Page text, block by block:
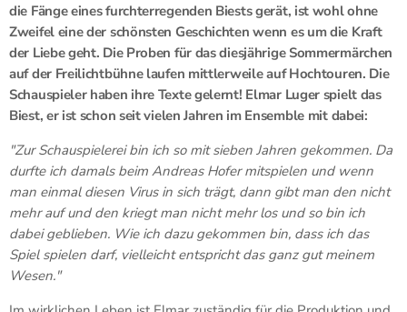
die Fänge eines furchterregenden Biests gerät, ist wohl ohne
Zweifel eine der schönsten Geschichten wenn es um die Kraft
der Liebe geht. Die Proben für das diesjährige Sommermärchen
auf der Freilichtbühne laufen mittlerweile auf Hochtouren. Die
Schauspieler haben ihre Texte gelernt! Elmar Luger spielt das
Biest, er ist schon seit vielen Jahren im Ensemble mit dabei:
"Zur Schauspielerei bin ich so mit sieben Jahren gekommen. Da
durfte ich damals beim Andreas Hofer mitspielen und wenn
man einmal diesen Virus in sich trägt, dann gibt man den nicht
mehr auf und den kriegt man nicht mehr los und so bin ich
dabei geblieben. Wie ich dazu gekommen bin, dass ich das
Spiel spielen darf, vielleicht entspricht das ganz gut meinem
Wesen."